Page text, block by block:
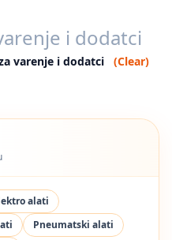
i dodatci
varenje i dodatci
(Clear)
alati
Pneumatski alati